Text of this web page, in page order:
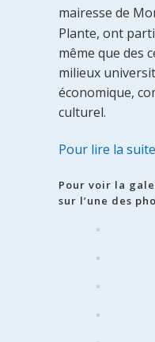
mairesse de
Plante, ont
même que des
milieux
économique,
culturel.
Pour lire la
Pour voir la
sur l’une des